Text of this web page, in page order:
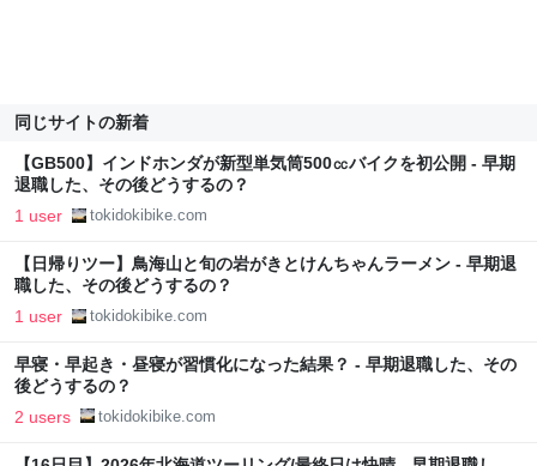
同じサイトの新着
【GB500】インドホンダが新型単気筒500㏄バイクを初公開 - 早期
退職した、その後どうするの？
1 user tokidokibike.com
【日帰りツー】鳥海山と旬の岩がきとけんちゃんラーメン - 早期退
職した、その後どうするの？
1 user tokidokibike.com
早寝・早起き・昼寝が習慣化になった結果？ - 早期退職した、その
後どうするの？
2 users tokidokibike.com